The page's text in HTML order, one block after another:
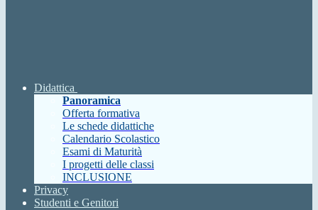
Didattica
Panoramica
Offerta formativa
Le schede didattiche
Calendario Scolastico
Esami di Maturità
I progetti delle classi
INCLUSIONE
Privacy
Studenti e Genitori